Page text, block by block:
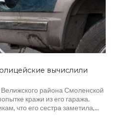
вычислили
района Смоленской
кражи из его гаража.
что его сестра заметила,...